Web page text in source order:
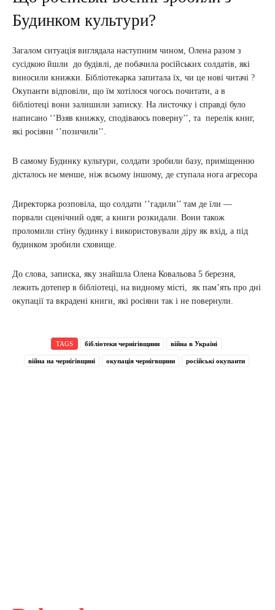
Будинком культури?
Загалом ситуація виглядала наступним чином, Олена разом з
сусідкою йшли до будівлі, де побачила російських солдатів, які
виносили книжки. Бібліотекарка запитала їх, чи це нові читачі ?
Окупанти відповіли, що їм хотілося чогось почитати, а в
бібліотеці вони залишили записку. На листочку і справді було
написано ‘’Взяв книжку, сподіваюсь поверну’’, та перелік книг,
які росіяни ‘’позичили’’.
В самому Будинку культури, солдати зробили базу, приміщенню
дісталось не менше, ніж всьому іншому, де ступала нога агресора
Директорка розповіла, що солдати ‘’гадили’’ там де їли —
порвали сценічний одяг, а книги розкидали. Вони також
проломили стіну будинку і використовували діру як вхід, а під
будинком зробили сховище.
До слова, записка, яку знайшла Олена Ковальова 5 березня,
лежить дотепер в бібліотеці, на видному місті, як пам’ять про дні
окупації та вкрадені книги, які росіяни так і не повернули.
TAGS бібліотеки чернігівщини війна в Україні
війна на чернігівщині окупація чернігвщини російські окупанти